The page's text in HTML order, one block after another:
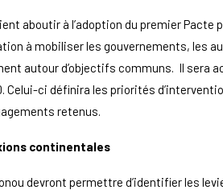
aboutir à l’adoption du premier Pacte
à mobiliser les gouvernements, les
autour d’objectifs communs. Il sera
Celui-ci définira les priorités
retenus.
continentales
devront permettre d’identifier les